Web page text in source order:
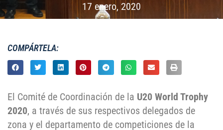
17 enero, 2020
COMPÁRTELA:
El Comité de Coordinación de la U20 World Trophy
2020, a través de sus respectivos delegados de
zona y el departamento de competiciones de la